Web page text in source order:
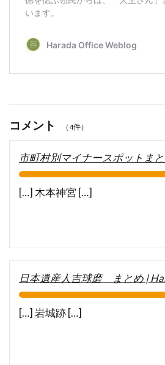
コメント （4件）
市町村別マイナースポットま
[…] 木本神宮 […]
日本遺産人吉球磨 まとめ |
[…] 岩城跡 […]